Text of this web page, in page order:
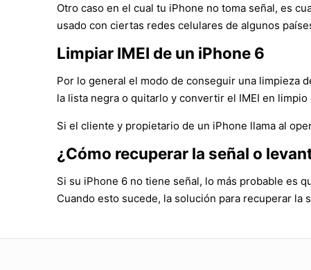
Otro caso en el cual tu iPhone no toma señal, es
usado con ciertas redes celulares de algunos
Limpiar IMEI de un iPhone 6
Por lo general el modo de conseguir una limpieza
la lista negra o quitarlo y convertir el IMEI en limpio
Si el cliente y propietario de un iPhone llama al
¿Cómo recuperar la señal o
Si su iPhone 6 no tiene señal, lo más probable es
Cuando esto sucede, la solución para recuperar la